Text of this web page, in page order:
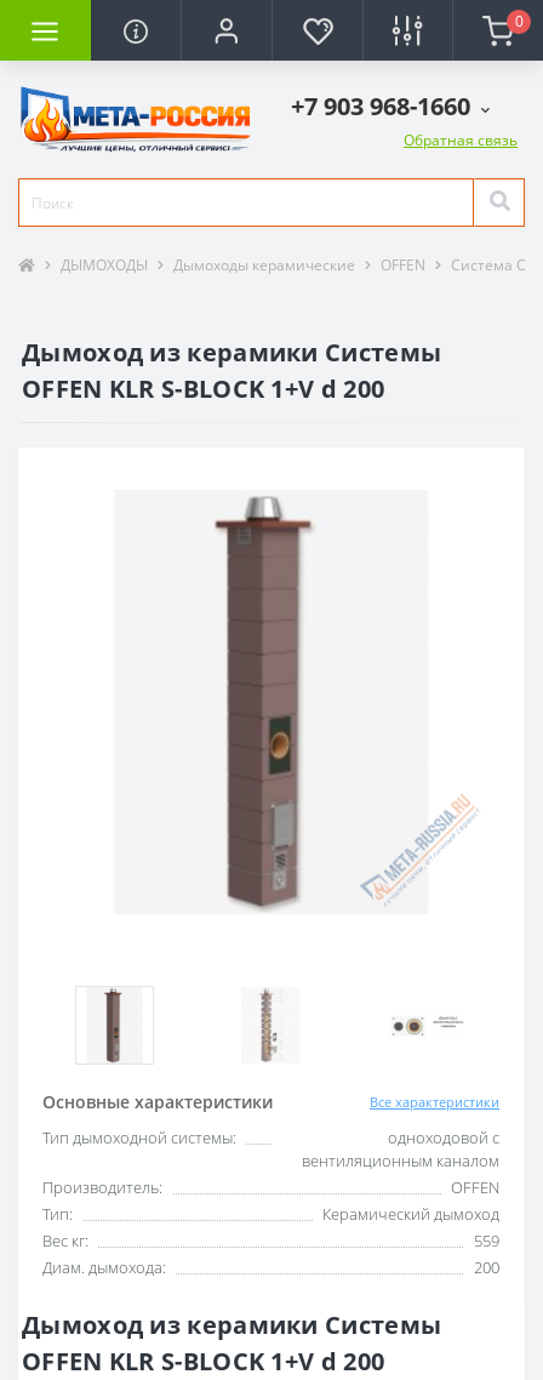
0
+7 903 968-1660
Обратная связь
ДЫМОХОДЫ Дымоходы керамические OFFEN Система
Дымоход из керамики Системы
OFFEN KLR S-BLOCK 1+V d 200
Основные характеристики Все характеристики
Тип дымоходной системы:
одноходовой с
вентиляционным каналом
Производитель:
OFFEN
Тип:
Керамический дымоход
Вес кг:
559
Диам. дымохода:
200
Дымоход из керамики Системы
OFFEN KLR S-BLOCK 1+V d 200